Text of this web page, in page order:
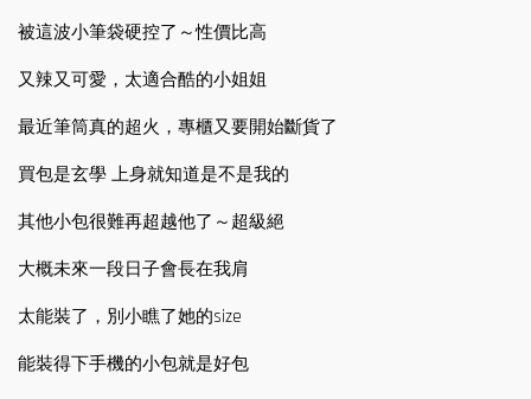
被這波小筆袋硬控了～性價比高
又辣又可愛，太適合酷的小姐姐
最近筆筒真的超火，專櫃又要開始斷貨了
買包是玄學 上身就知道是不是我的
其他小包很難再超越他了～超級絕
大概未來一段日子會長在我肩
太能裝了，別小瞧了她的size
能裝得下手機的小包就是好包